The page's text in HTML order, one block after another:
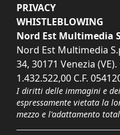
PRIVACY
WHISTLEBLOWING
Nord Est Multimedia
Nord Est Multimedia
34, 30171 Venezia
1.432.522,00 C.F.
I diritti delle immagini e
espressamente vietata la
mezzo e l'adattamento